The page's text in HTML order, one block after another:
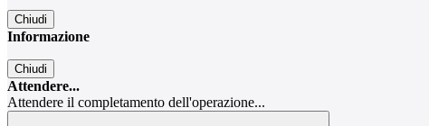
Chiudi
Informazione
Chiudi
Attendere...
Attendere il completamento dell'operazione...